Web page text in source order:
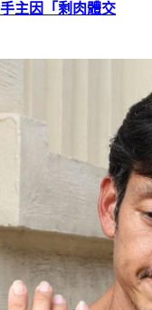
主因「剩肉體交